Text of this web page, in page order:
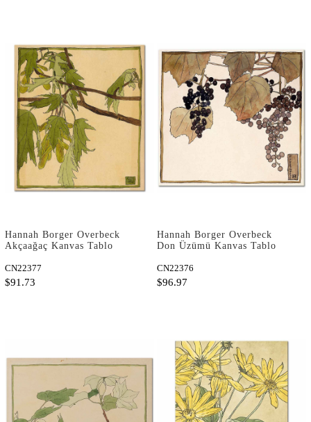
Hannah Borger Overbeck
Akçaağaç Kanvas Tablo
CN22377
$91.73
Hannah Borger Overbeck
Don Üzümü Kanvas Tablo
CN22376
$96.97